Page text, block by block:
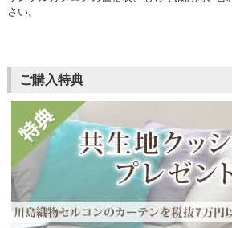
さい。
ご購入特典